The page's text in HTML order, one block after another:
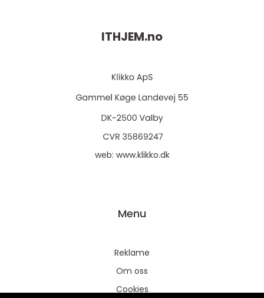
ITHJEM.no
web: www.klikko.dk
Menu
Reklame
Om oss
Cookies